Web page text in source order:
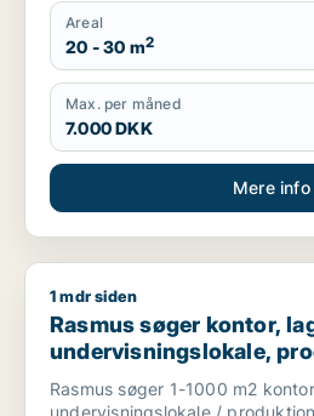
Areal
20 - 30 m2
Max. per måned
7.000 DKK
Mere info
Rasmus søger kontor, lager,
1 mdr siden
Rasmus søger kontor,
undervisningslokale,
eller garage til leje i
Frederikssund eller
Rasmus søger 1-1000 m2
undervisningslokale /